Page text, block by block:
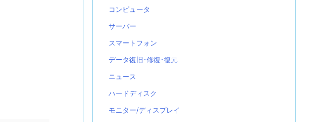
コンピュータ
サーバー
スマートフォン
データ復旧･修復･復元
ニュース
ハードディスク
モニター/ディスプレイ